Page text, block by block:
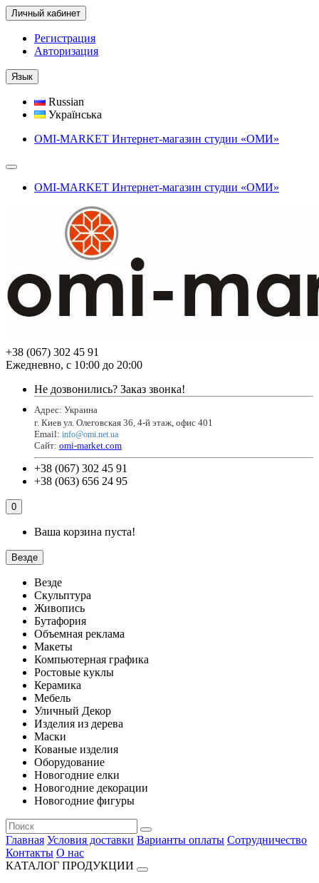
Личный кабинет
Регистрация
Авторизация
Язык
Russian
Українська
OMI-MARKET Интернет-магазин студии «ОМИ»
OMI-MARKET Интернет-магазин студии «ОМИ»
+38 (067) 302 45 91
Ежедневно, с 10:00 до 20:00
Не дозвонились? Заказ звонка!
Адрес: Украина
г. Киев ул. Олеговская 36, 4-й этаж, офис 401
Email: info@omi.net.ua
Сайт: omi-market.com
+38 (067) 302 45 91
+38 (063) 656 24 95
0
Ваша корзина пуста!
Везде
Везде
Скульптура
Живопись
Бутафория
Объемная реклама
Макеты
Компьютерная графика
Ростовые куклы
Керамика
Мебель
Уличный Декор
Изделия из дерева
Маски
Кованые изделия
Оборудование
Новогодние елки
Новогодние декорации
Новогодние фигуры
Главная Условия доставки Варианты оплаты Сотрудничество
Контакты О нас
КАТАЛОГ ПРОДУКЦИИ